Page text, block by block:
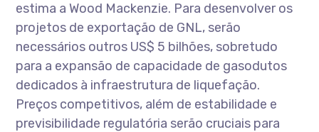
estima a Wood Mackenzie. Para desenvolver os
projetos de exportação de GNL, serão
necessários outros US$ 5 bilhões, sobretudo
para a expansão de capacidade de gasodutos
dedicados à infraestrutura de liquefação.
Preços competitivos, além de estabilidade e
previsibilidade regulatória serão cruciais para